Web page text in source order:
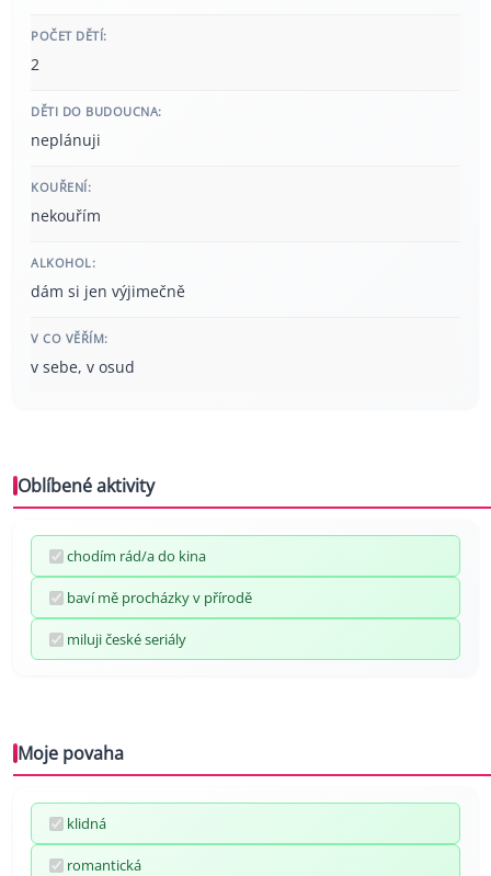
POČET DĚTÍ:
2
DĚTI DO BUDOUCNA:
neplánuji
KOUŘENÍ:
nekouřím
ALKOHOL:
dám si jen výjimečně
V CO VĚŘÍM:
v sebe, v osud
Oblíbené aktivity
chodím rád/a do kina
baví mě procházky v přírodě
miluji české seriály
Moje povaha
klidná
romantická